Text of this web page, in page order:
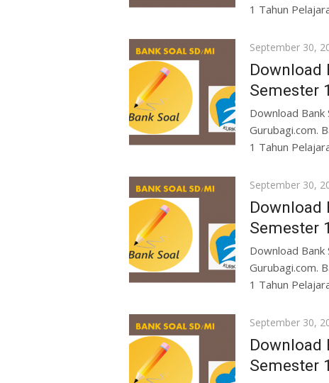
1 Tahun
Posted
on
September 30,
Download
Semester
Download Bank
Gurubagi.com.
1 Tahun
Posted
on
September 30,
Download
Semester
Download Bank
Gurubagi.com.
1 Tahun
Posted
on
September 30,
Download
Semester